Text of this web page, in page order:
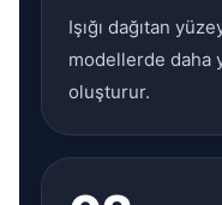
Işığı dağıtan
modellerde daha
oluşturur.